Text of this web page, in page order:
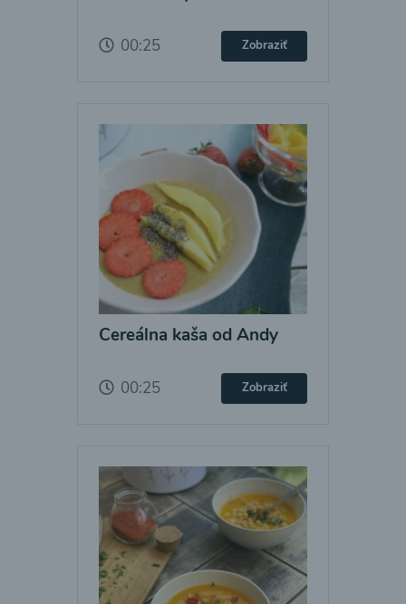
00:25 Zobraziť
Cereálna kaša od Andy
00:25 Zobraziť